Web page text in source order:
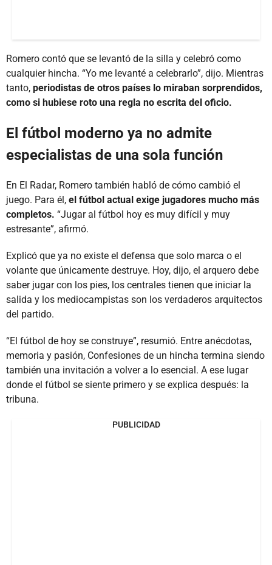
Romero contó que se levantó de la silla y celebró como
cualquier hincha. “Yo me levanté a celebrarlo”, dijo. Mientras
tanto, periodistas de otros países lo miraban sorprendidos,
como si hubiese roto una regla no escrita del oficio.
El fútbol moderno ya no admite
especialistas de una sola función
En El Radar, Romero también habló de cómo cambió el
juego. Para él, el fútbol actual exige jugadores mucho más
completos. “Jugar al fútbol hoy es muy difícil y muy
estresante”, afirmó.
Explicó que ya no existe el defensa que solo marca o el
volante que únicamente destruye. Hoy, dijo, el arquero debe
saber jugar con los pies, los centrales tienen que iniciar la
salida y los mediocampistas son los verdaderos arquitectos
del partido.
“El fútbol de hoy se construye”, resumió. Entre anécdotas,
memoria y pasión, Confesiones de un hincha termina siendo
también una invitación a volver a lo esencial. A ese lugar
donde el fútbol se siente primero y se explica después: la
tribuna.
PUBLICIDAD